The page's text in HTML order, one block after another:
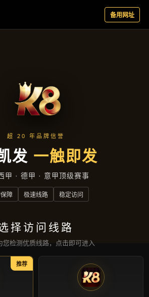
产品展示
首页 产品展示